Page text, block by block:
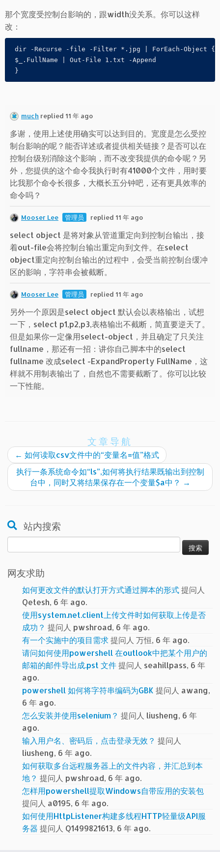
那个宽度受控制台影响的，跟width没关系。你可以这样
改：
dir -Recurse -file -Filter *.jpg | ForEach-Object {
$_.FullName | Out-File 1.txt -Append
}
much replied 11 年 ago
多谢，使用上述使用确实可以达到目的。宽度是怎么受控
制台影响的呢？能否详述或者提供相关链接？是否可以在
控制台级别消除这个影响，而不改变我提供的命令呢？另
外，您提供的这个命令我执行时有41000个文件，用时要
比我那个命令长很多，大概长五分钟吧，还有更具效率的
命令吗？
Mooser Lee 管理员 replied 11 年 ago
select object 是将对象从管道重定向到控制台输出，接
着out-file会将控制台输出重定向到文件。在select
object重定向控制台输出的过程中，会受当前控制台缓冲
区的影响，字符串会被截断。
Mooser Lee 管理员 replied 11 年 ago
另外一个原因是select object 默认会以表格输出，试想
一下，select p1,p2,p3,表格输出不截断，简直要逆天了。
但是如果你一定像用select-object，并且确定了只关注
fullname，那还有一招：讲你自己脚本中的select
fullname 改成select -ExpandProperty FullName，这
样就不用制表输出了，自然也不需要截断了。你可以比较
一下性能。
文章导航
← 如何读取csv文件中的“变量名=值”格式
执行一条系统命令如“ls”,如何将执行结果既输出到控制
台中，同时又将结果保存在一个变量$a中？ →
站内搜索
索：
网友求助
如何更改文件的默认打开方式通过脚本的形式提问人
Qetesh, 6 年 ago.
使用system.net.client上传文件时如何获取上传是否
成功？ 提问人 pwshroad, 6 年 ago.
有一个实施中的项目需求提问人 万恒, 6 年 ago.
请问如何使用powershell 在outlook中把某个用户的
邮箱的邮件导出成.pst 文件提问人 seahillpass, 6 年
ago.
powershell 如何将字符串编码为GBK 提问人 awang,
6 年 ago.
怎么安装并使用selenium？ 提问人 liusheng, 6 年
ago.
输入用户名、密码后，点击登录无效？ 提问人
liusheng, 6 年 ago.
如何获取多台远程服务器上的文件内容，并汇总到本
地？ 提问人 pwshroad, 6 年 ago.
怎样用powershell提取Windows自带应用的安装包
提问人 a0195, 6 年 ago.
如何使用HttpListener构建多线程HTTP轻量级API服
务器 提问人 Q1499821613, 6 年 ago.